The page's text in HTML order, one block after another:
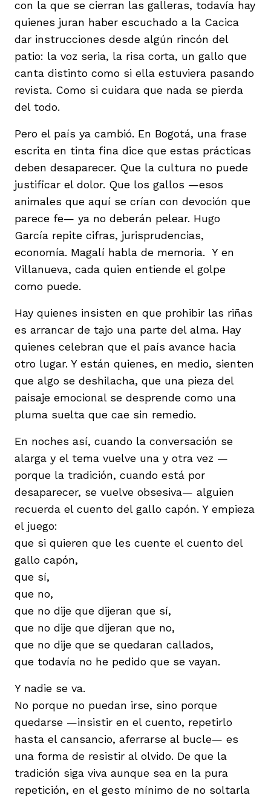
con la que se cierran las galleras, todavía hay
quienes juran haber escuchado a la Cacica
dar instrucciones desde algún rincón del
patio: la voz seria, la risa corta, un gallo que
canta distinto como si ella estuviera pasando
revista. Como si cuidara que nada se pierda
del todo.
Pero el país ya cambió. En Bogotá, una frase
escrita en tinta fina dice que estas prácticas
deben desaparecer. Que la cultura no puede
justificar el dolor. Que los gallos —esos
animales que aquí se crían con devoción que
parece fe— ya no deberán pelear. Hugo
García repite cifras, jurisprudencias,
economía. Magalí habla de memoria. Y en
Villanueva, cada quien entiende el golpe
como puede.
Hay quienes insisten en que prohibir las riñas
es arrancar de tajo una parte del alma. Hay
quienes celebran que el país avance hacia
otro lugar. Y están quienes, en medio, sienten
que algo se deshilacha, que una pieza del
paisaje emocional se desprende como una
pluma suelta que cae sin remedio.
En noches así, cuando la conversación se
alarga y el tema vuelve una y otra vez —
porque la tradición, cuando está por
desaparecer, se vuelve obsesiva— alguien
recuerda el cuento del gallo capón. Y empieza
el juego:
que si quieren que les cuente el cuento del
gallo capón,
que sí,
que no,
que no dije que dijeran que sí,
que no dije que dijeran que no,
que no dije que se quedaran callados,
que todavía no he pedido que se vayan.
Y nadie se va.
No porque no puedan irse, sino porque
quedarse —insistir en el cuento, repetirlo
hasta el cansancio, aferrarse al bucle— es
una forma de resistir al olvido. De que la
tradición siga viva aunque sea en la pura
repetición, en el gesto mínimo de no soltarla